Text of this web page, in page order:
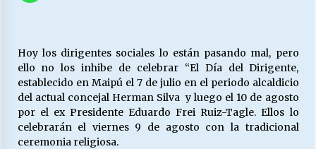
¿Qué habrían dicho?
23/06/2026
VOLVER A SER ALTERNATIVA
Hoy los dirigentes sociales lo están pasando mal, pero
ello no los inhibe de celebrar “El Día del Dirigente,
establecido en Maipú el 7 de julio en el periodo alcaldicio
del actual concejal Herman Silva y luego el 10 de agosto
por el ex Presidente Eduardo Frei Ruiz-Tagle. Ellos lo
celebrarán el viernes 9 de agosto con la tradicional
ceremonia religiosa.